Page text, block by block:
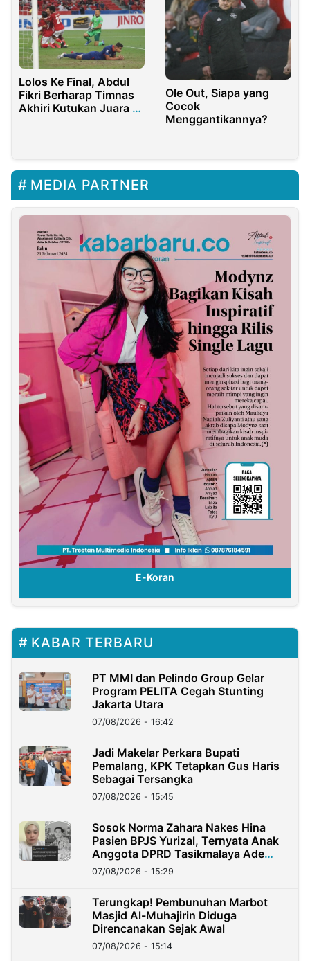
Lolos Ke Final, Abdul
Fikri Berharap Timnas
Akhiri Kutukan Juara di
Ole Out, Siapa yang
Cocok
Menggantikannya?
MEDIA PARTNER
E-Koran
KABAR TERBARU
PT MMI dan Pelindo Group Gelar
Program PELITA Cegah Stunting
Jakarta Utara
07/08/2026 - 16:42
Jadi Makelar Perkara Bupati
Pemalang, KPK Tetapkan Gus Haris
Sebagai Tersangka
07/08/2026 - 15:45
Sosok Norma Zahara Nakes Hina
Pasien BPJS Yurizal, Ternyata Anak
Anggota DPRD Tasikmalaya Ade
Lukman
07/08/2026 - 15:29
Terungkap! Pembunuhan Marbot
Masjid Al-Muhajirin Diduga
Direncanakan Sejak Awal
07/08/2026 - 15:14